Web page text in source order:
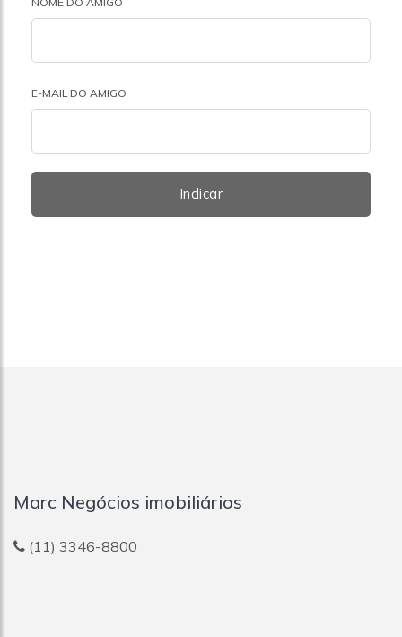
E-MAIL DO AMIGO
Indicar
Marc Negócios imobiliários
(11) 3346-8800